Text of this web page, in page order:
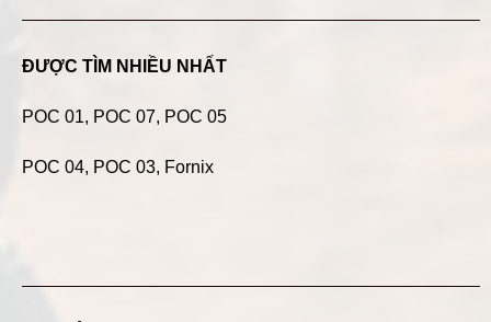
ĐƯỢC TÌM NHIỀU NHẤT
POC 01, POC 07, POC 05
POC 04, POC 03, Fornix